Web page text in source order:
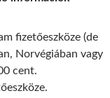
fizetőeszköze (de
Norvégiában vagy
cent.